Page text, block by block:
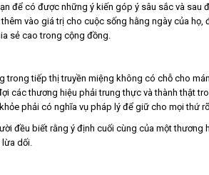
để có được những ý kiến góp ý sâu sắc và sau
vào giá trị cho cuộc sống hằng ngày của họ,
sẻ cao trong cộng đồng.
trong tiếp thị truyền miệng không có chỗ cho
các thương hiệu phải trung thực và thành thật
phải có nghĩa vụ pháp lý để giữ cho mọi thứ
đều biết rằng ý định cuối cùng của một thương
dối.